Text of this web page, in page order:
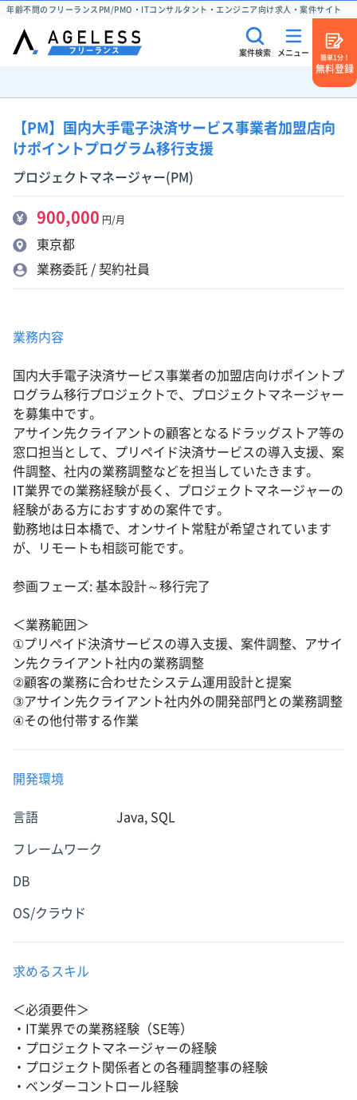
年齢不問のフリーランスPM/PMO・ITコンサルタント・エンジニア向け求人・案件サイト
案件検索 メニュー
簡単1分！
無料登録
【PM】国内大手電子決済サービス事業者加盟店向
けポイントプログラム移行支援
プロジェクトマネージャー(PM)
900,000 円/月
東京都
業務委託 / 契約社員
業務内容
国内大手電子決済サービス事業者の加盟店向けポイントプ
ログラム移行プロジェクトで、プロジェクトマネージャー
を募集中です。
アサイン先クライアントの顧客となるドラッグストア等の
窓口担当として、プリペイド決済サービスの導入支援、案
件調整、社内の業務調整などを担当していたきます。
IT業界での業務経験が長く、プロジェクトマネージャーの
経験がある方におすすめの案件です。
勤務地は日本橋で、オンサイト常駐が希望されています
が、リモートも相談可能です。
参画フェーズ: 基本設計～移行完了
＜業務範囲＞
①プリペイド決済サービスの導入支援、案件調整、アサイ
ン先クライアント社内の業務調整
②顧客の業務に合わせたシステム運用設計と提案
③アサイン先クライアント社内外の開発部門との業務調整
④その他付帯する作業
開発環境
言語 Java, SQL
フレームワーク
DB
OS/クラウド
求めるスキル
＜必須要件＞
・IT業界での業務経験（SE等）
・プロジェクトマネージャーの経験
・プロジェクト関係者との各種調整事の経験
・ベンダーコントロール経験